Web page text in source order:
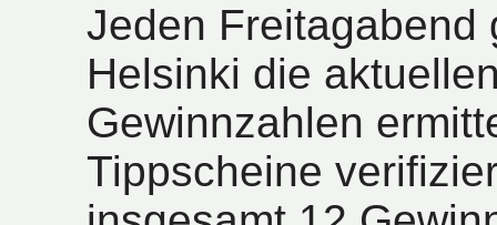
Jeden Freitagabend
Helsinki die
Gewinnzahlen
Tippscheine